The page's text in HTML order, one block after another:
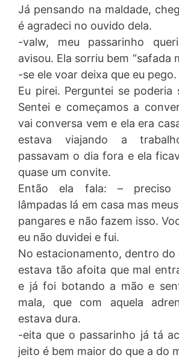
Já pensando na maldade,
é agradeci no ouvido dela.
-valw, meu passarinho
avisou. Ela sorriu bem “safada
-se ele voar deixa que eu pego.
Eu pirei. Perguntei se poderia
Sentei e começamos a
vai conversa vem e ela era
estava viajando a
passavam o dia fora e ela
quase um convite.
Então ela fala: – preciso
lâmpadas lá em casa mas
pangares e não fazem isso.
eu não duvidei e fui.
No estacionamento, dentro do
estava tão afoita que mal
e já foi botando a mão e
mala, que com aquela
estava dura.
-eita que o passarinho já tá
jeito é bem maior do que a do